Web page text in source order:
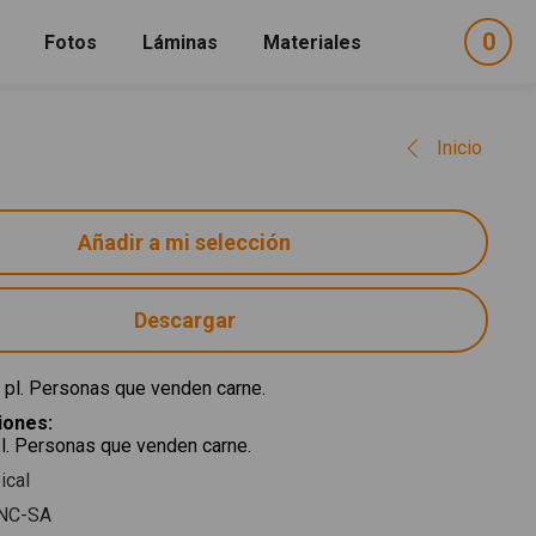
Fotos Láminas Materiales 0
Inicio
Descargar
pl. Personas que venden carne.
:
Personas que venden carne.
SA